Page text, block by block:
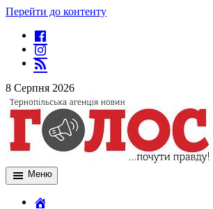
Перейти до контенту
8 Серпня 2026
Меню